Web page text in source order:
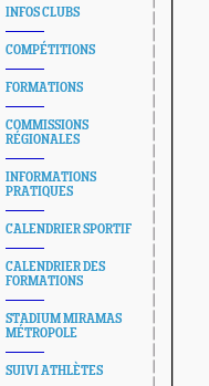
INFOS CLUBS
COMPÉTITIONS
FORMATIONS
COMMISSIONS
RÉGIONALES
INFORMATIONS
PRATIQUES
CALENDRIER SPORTIF
CALENDRIER DES
FORMATIONS
STADIUM MIRAMAS
MÉTROPOLE
SUIVI ATHLÈTES